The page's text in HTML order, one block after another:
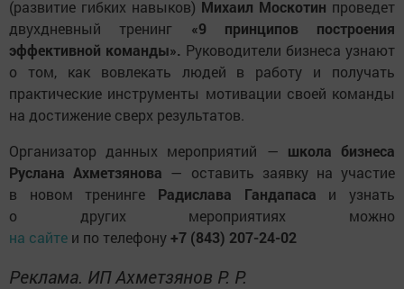
(развитие гибких навыков) Михаил Москотин проведет
двухдневный тренинг «9 принципов построения
эффективной команды». Руководители бизнеса узнают
о том, как вовлекать людей в работу и получать
практические инструменты мотивации своей команды
на достижение сверх результатов.
Организатор данных мероприятий — школа бизнеса
Руслана Ахметзянова — оставить заявку на участие
в новом тренинге Радислава Гандапаса и узнать
о других мероприятиях можно
на сайте и по телефону+7 (843) 207-24-02
Реклама. ИП Ахметзянов Р. Р.